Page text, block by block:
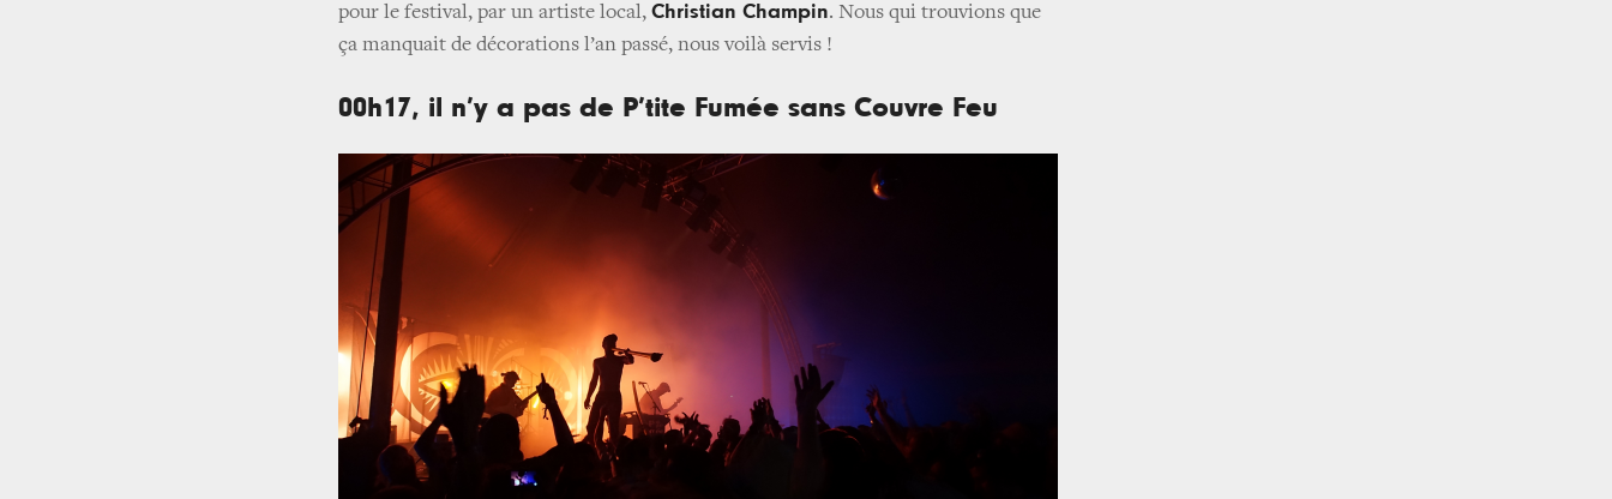
pour le festival, par un artiste local, Christian Champin. Nous qui trouvions que
ça manquait de décorations l’an passé, nous voilà servis !
00h17, il n’y a pas de P’tite Fumée sans Couvre Feu